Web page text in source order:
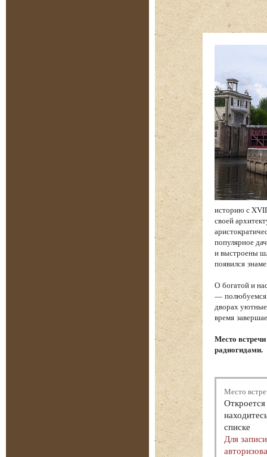
историю с
своей
популярное
и выстроены
появился
О богатой и
— полюбуемся
дворах
время
Место
радиогидами.
Место
списке
Для